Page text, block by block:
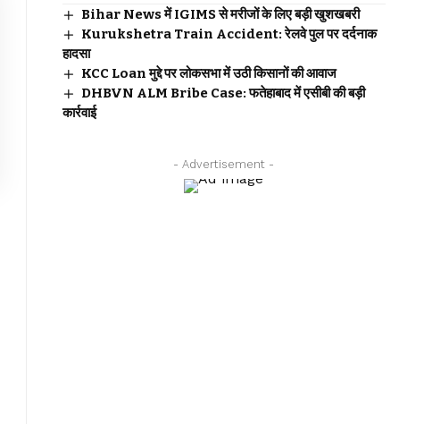
Bihar News में IGIMS से मरीजों के लिए बड़ी खुशखबरी
Kurukshetra Train Accident: रेलवे पुल पर दर्दनाक
हादसा
KCC Loan मुद्दे पर लोकसभा में उठी किसानों की आवाज
DHBVN ALM Bribe Case: फतेहाबाद में एसीबी की बड़ी
कार्रवाई
- Advertisement -